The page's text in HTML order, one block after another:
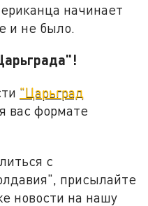
начинает
и не было.
"Царьград
вас формате
с
присылайте
новости на нашу